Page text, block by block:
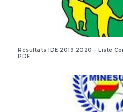
Résultats IDE 2019 2020 – Liste
PDF